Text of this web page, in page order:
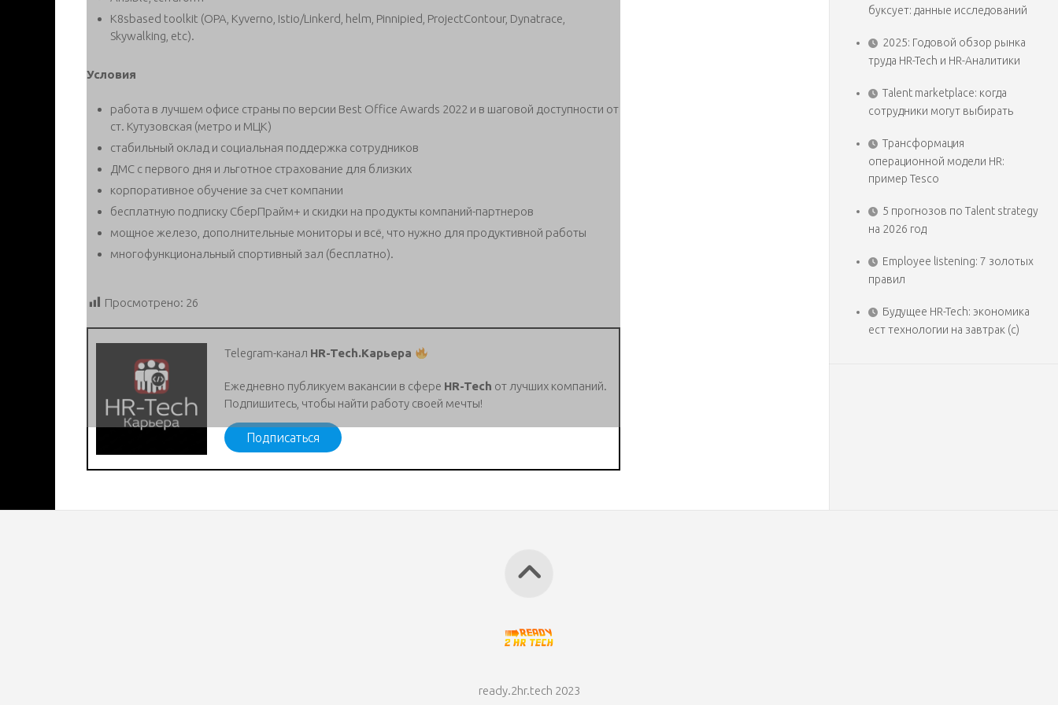
K8sbased toolkit (OPA, Kyverno, Istio/Linkerd, helm, Pinnipied, ProjectContour, Dynatrace,
Skywalking, etc).
Условия
работа в лучшем офисе страны по версии Best Office Awards 2022 и в шаговой доступности от
ст. Кутузовская (метро и МЦК)
стабильный оклад и социальная поддержка сотрудников
ДМС с первого дня и льготное страхование для близких
корпоративное обучение за счет компании
бесплатную подписку СберПрайм+ и скидки на продукты компаний-партнеров
мощное железо, дополнительные мониторы и всё, что нужно для продуктивной работы
многофункциональный спортивный зал (бесплатно).
Просмотрено: 26
Telegram-канал HR-Tech.Карьера
Ежедневно публикуем вакансии в сфере HR-Tech от лучших компаний.
Подпишитесь, чтобы найти работу своей мечты!
Подписаться
буксует: данные исследований
2025: Годовой обзор рынка
труда HR-Tech и HR-Аналитики
Talent marketplace: когда
сотрудники могут выбирать
Трансформация
операционной модели HR:
пример Tesco
5 прогнозов по Talent strategy
на 2026 год
Employee listening: 7 золотых
правил
Будущее HR-Tech: экономика
ест технологии на завтрак (с)
ready.2hr.tech 2023